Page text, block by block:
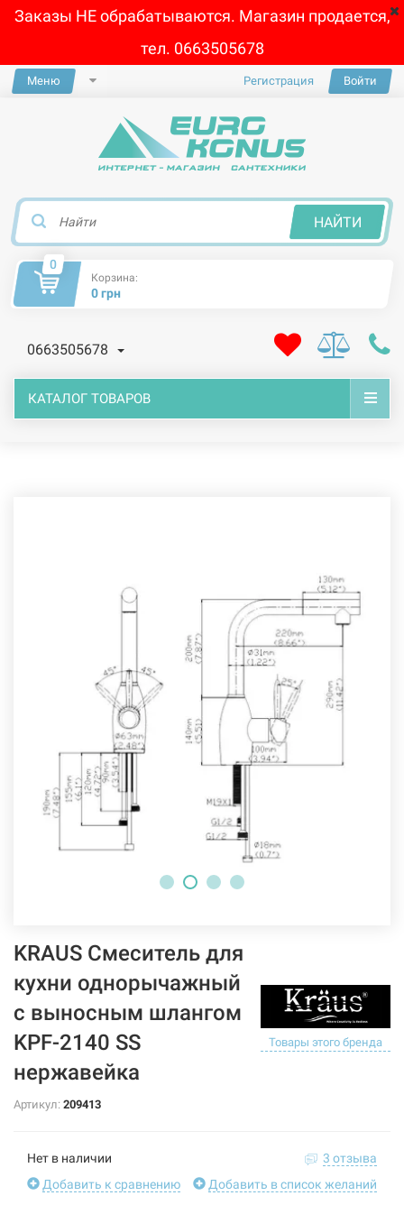
Заказы НЕ обрабатываются. Магазин продается,
тел. 0663505678
Меню Регистрация Войти
НАЙТИ
0
Корзина:
0 грн
0663505678
КАТАЛОГ ТОВАРОВ
KRAUS Смеситель для
кухни однорычажный
с выносным шлангом
KPF-2140 SS
нержавейка
Товары этого бренда
Артикул: 209413
Нет в наличии
3 отзыва
Добавить к сравнению
Добавить в список желаний